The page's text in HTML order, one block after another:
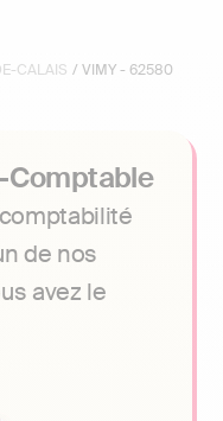
CALAIS / VIMY - 62580
Comptable
de nos
avez le